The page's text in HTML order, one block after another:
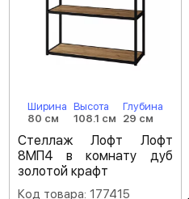
Ширина
80 см
Высота
108.1 см
Глубина
29 см
Стеллаж Лофт Лофт
8МП4 в комнату дуб
золотой крафт
Код товара: 177415